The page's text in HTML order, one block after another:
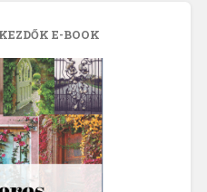
E-BOOK